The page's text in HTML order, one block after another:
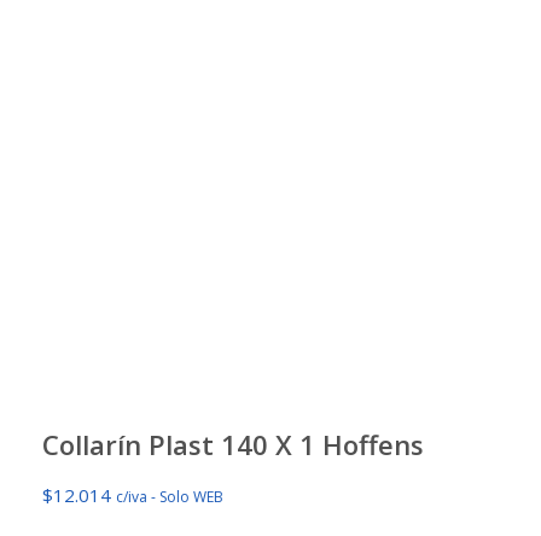
Collarín Plast 140 X 1 Hoffens
$12.014 c/iva - Solo WEB